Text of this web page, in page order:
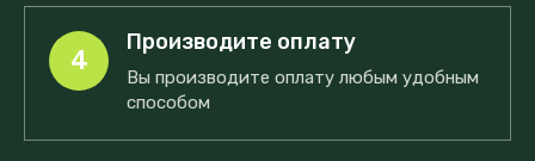
4
Производите оплату
Вы производите оплату любым удобным
способом